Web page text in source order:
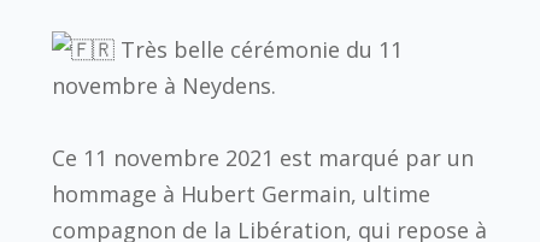
Très belle cérémonie du 11
novembre à Neydens.
Ce 11 novembre 2021 est marqué par un
hommage à Hubert Germain, ultime
compagnon de la Libération, qui repose à